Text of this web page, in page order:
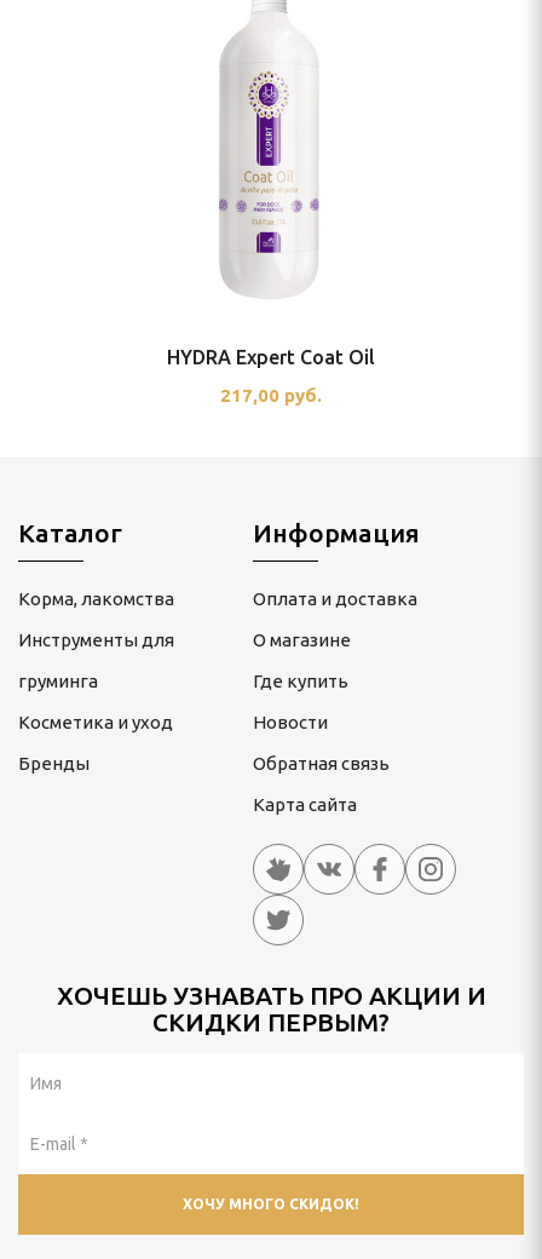
HYDRA Expert Coat Oil
217,00 руб.
Каталог
Корма, лакомства
Инструменты для
груминга
Косметика и уход
Бренды
Информация
Оплата и доставка
О магазине
Где купить
Новости
Обратная связь
Карта сайта
ХОЧЕШЬ УЗНАВАТЬ ПРО АКЦИИ И
СКИДКИ ПЕРВЫМ?